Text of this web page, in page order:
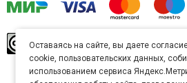
произведение
Commons
Непортированная.
Оставаясь на сайте, вы даете
cookie, пользовательских данных,
использованием сервиса